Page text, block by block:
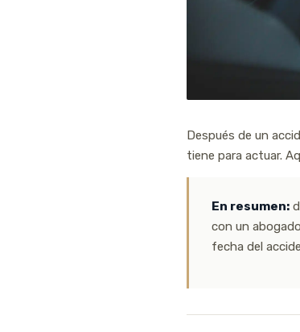
Después de un
tiene para actuar.
En resumen:
con un
fecha del